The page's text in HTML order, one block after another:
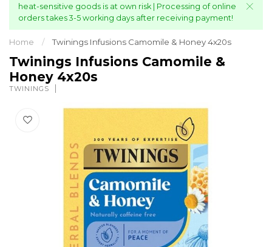
heat-sensitive goods is at own risk | Processing of online
orders takes 3-5 working days after receiving payment!
Home / Twinings Infusions Camomile & Honey 4x20s
Twinings Infusions Camomile &
Honey 4x20s
TWININGS